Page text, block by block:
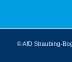
© AfD Straubing-